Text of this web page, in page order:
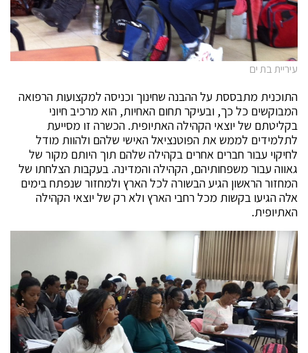
עיריית בת ים
התוכנית מתבססת על ההבנה שחינוך וכניסה למקצועות הרפואה
המבוקשים כל כך, ובעיקר תחום האחיות, הוא מרכיב חיוני
בקליטתם של יוצאי הקהילה האתיופית. הכשרה זו מסייעת
לתלמידים לממש את הפוטנציאל האישי שלהם ולהוות מודל
לחיקוי עבור חברים אחרים בקהילה שלהם תוך היותם מקור של
גאווה עבור משפחותיהם, הקהילה והמדינה. בעקבות הצלחתו של
המחזור הראשון הגיע הבשורה לכל הארץ ולמחזור שנפתח בימים
אלה הגיעו בקשות מכל רחבי הארץ ולא רק של יוצאי הקהילה
האתיופית.